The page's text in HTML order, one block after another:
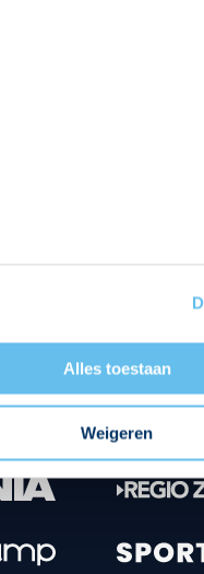
en integere wijze. Je kunt
privacy- en
Alles toestaan
Weigeren